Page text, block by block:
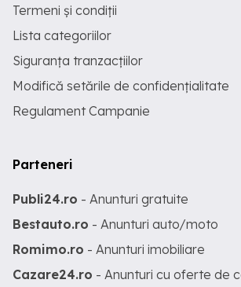
Termeni și condiții
Lista categoriilor
Siguranța tranzacțiilor
Modifică setările de confidențialitate
Regulament Campanie
Parteneri
Publi24.ro - Anunturi gratuite
Bestauto.ro - Anunturi auto/moto
Romimo.ro - Anunturi imobiliare
Cazare24.ro - Anunturi cu oferte de